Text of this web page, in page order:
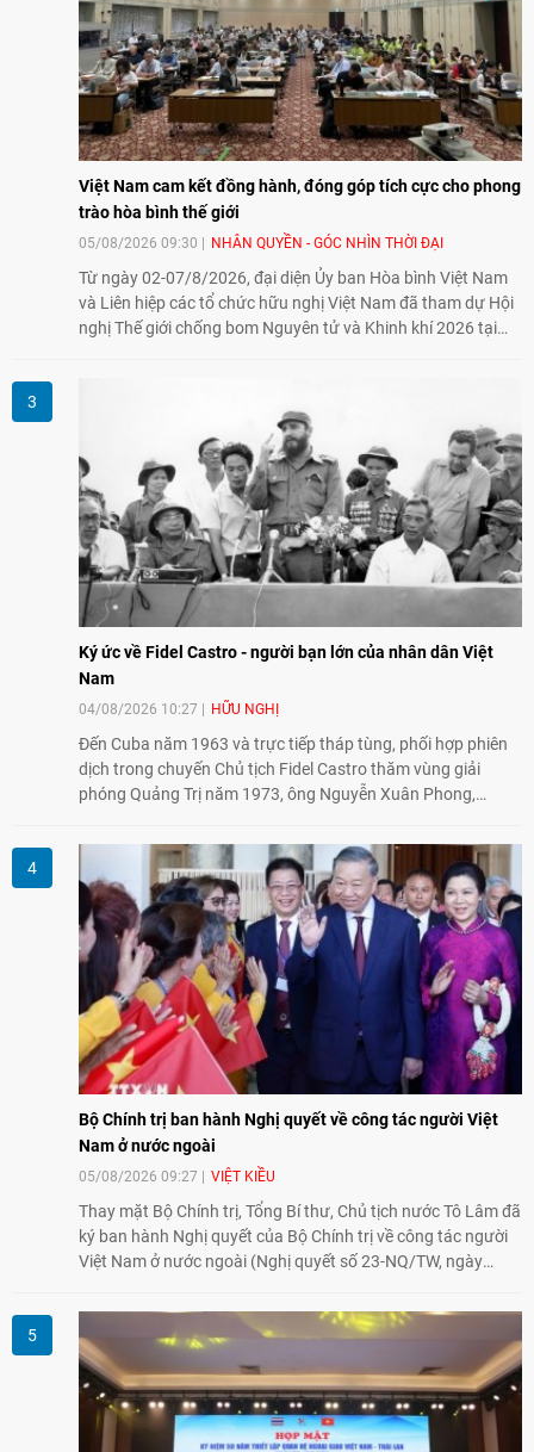
Việt Nam cam kết đồng hành, đóng góp tích cực cho phong
trào hòa bình thế giới
05/08/2026 09:30 NHÂN QUYỀN - GÓC NHÌN THỜI ĐẠI
Từ ngày 02-07/8/2026, đại diện Ủy ban Hòa bình Việt Nam
và Liên hiệp các tổ chức hữu nghị Việt Nam đã tham dự Hội
nghị Thế giới chống bom Nguyên tử và Khinh khí 2026 tại
Ký ức về Fidel Castro - người bạn lớn của nhân dân Việt
Nam
04/08/2026 10:27 HỮU NGHỊ
Đến Cuba năm 1963 và trực tiếp tháp tùng, phối hợp phiên
dịch trong chuyến Chủ tịch Fidel Castro thăm vùng giải
phóng Quảng Trị năm 1973, ông Nguyễn Xuân Phong,
hình ảnh không phai về người bạn lớn thủy chung, tận tụy
của nhân dân Việt Nam.
Bộ Chính trị ban hành Nghị quyết về công tác người Việt
Nam ở nước ngoài
05/08/2026 09:27 VIỆT KIỀU
Thay mặt Bộ Chính trị, Tổng Bí thư, Chủ tịch nước Tô Lâm đã
ký ban hành Nghị quyết của Bộ Chính trị về công tác người
Việt Nam ở nước ngoài (Nghị quyết số 23-NQ/TW, ngày